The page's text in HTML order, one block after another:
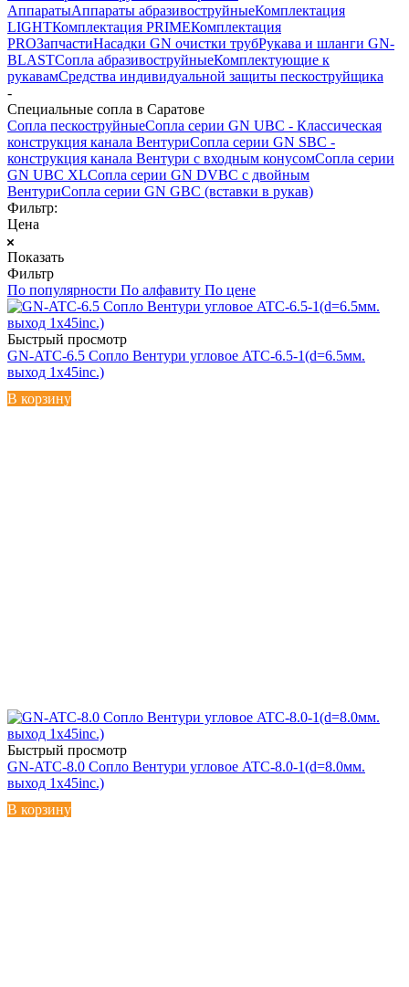
АппаратыАппараты абразивоструйныеКомплектация
LIGHTКомплектация PRIMEКомплектация
PROЗапчастиНасадки GN очистки трубРукава и шланги GN-
BLASTСопла абразивоструйныеКомплектующие к
рукавамСредства индивидуальной защиты пескоструйщика
-
Специальные сопла в Саратове
Сопла пескоструйныеСопла серии GN UBC - Классическая
конструкция канала ВентуриСопла серии GN SBC -
конструкция канала Вентури c входным конусомСопла серии
GN UBC XLСопла серии GN DVBC с двойным
ВентуриСопла серии GN GBC (вставки в рукав)
Фильтр:
Цена
Показать
Фильтр
По популярности По алфавиту По цене
Быстрый просмотр
GN-ATC-6.5 Сопло Вентури угловое ATC-6.5-1(d=6.5мм.
выход 1х45inc.)
В корзину
Быстрый просмотр
GN-ATC-8.0 Сопло Вентури угловое ATC-8.0-1(d=8.0мм.
выход 1х45inc.)
В корзину